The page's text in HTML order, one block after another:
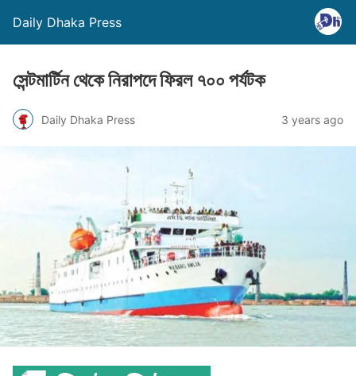
Daily Dhaka Press
সেন্টমার্টিন থেকে নিরাপদে ফিরল ৭০০ পর্যটক
Daily Dhaka Press 3 years ago